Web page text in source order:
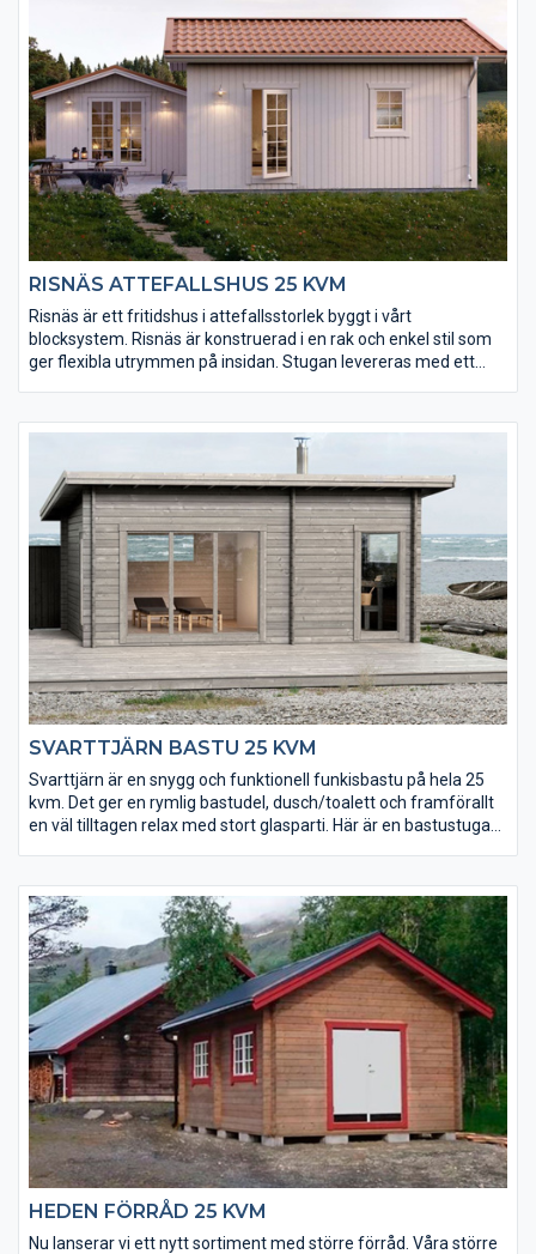
RISNÄS ATTEFALLSHUS 25 KVM
Risnäs är ett fritidshus i attefallsstorlek byggt i vårt
blocksystem. Risnäs är konstruerad i en rak och enkel stil som
ger flexibla utrymmen på insidan. Stugan levereras med ett
grundmålad och mellanstruken. Risnäs finns i faluröd, mörkgrå
och husvit eller obehandlad. Foder, knutbrädor, takfotsbrädor
och vindskivor i vitt (mellanstruket) eller obehandlat.
Byggsystemet är anpassat för både gjuten platta och plintar.
SVARTTJÄRN BASTU 25 KVM
Svarttjärn är en snygg och funktionell funkisbastu på hela 25
kvm. Det ger en rymlig bastudel, dusch/toalett och framförallt
en väl tilltagen relax med stort glasparti. Här är en bastustuga
HEDEN FÖRRÅD 25 KVM
Nu lanserar vi ett nytt sortiment med större förråd. Våra större